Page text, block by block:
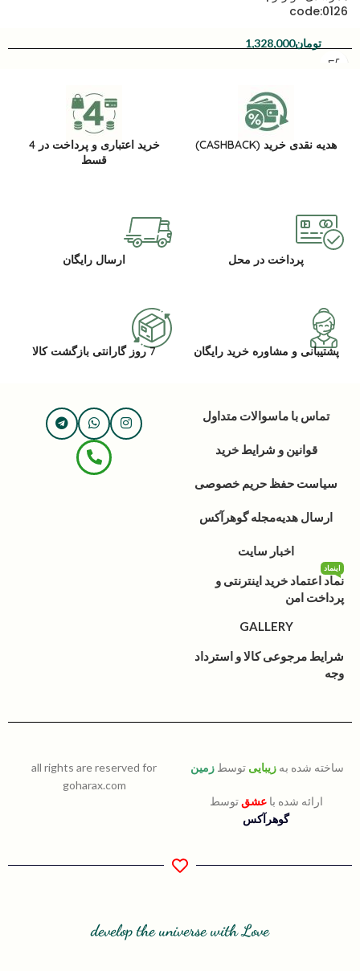
code:0126
تومان1,328,000
هدیه نقدی خرید (CASHBACK)
خرید اعتباری و پرداخت در 4
قسط
پرداخت در محل ارسال رایگان
پشتیبانی و مشاوره خرید رایگان 7 روز گارانتی بازگشت کالا
تماس با ماسوالات متداول
قوانین و شرایط خرید
سیاست حفظ حریم خصوصی
ارسال هدیهمجله گوهرآکس
اخبار سایت
نماد اعتماد خرید اینترنتی و
پرداخت امن
اینماد
GALLERY
شرایط مرجوعی کالا و استرداد
وجه
ساخته شده به زیبایی توسط زمین
ارائه شده باعشق توسط
گوهرآکس
all rights are reserved for
goharax.com
develop the universe with Love